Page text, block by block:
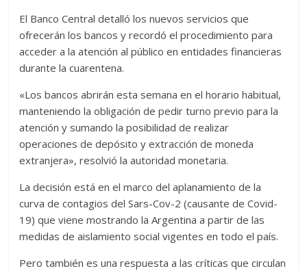
El Banco Central detalló los nuevos servicios que
ofrecerán los bancos y recordó el procedimiento para
acceder a la atención al público en entidades financieras
durante la cuarentena.
«Los bancos abrirán esta semana en el horario habitual,
manteniendo la obligación de pedir turno previo para la
atención y sumando la posibilidad de realizar
operaciones de depósito y extracción de moneda
extranjera», resolvió la autoridad monetaria.
La decisión está en el marco del aplanamiento de la
curva de contagios del Sars-Cov-2 (causante de Covid-
19) que viene mostrando la Argentina a partir de las
medidas de aislamiento social vigentes en todo el país.
Pero también es una respuesta a las críticas que circulan